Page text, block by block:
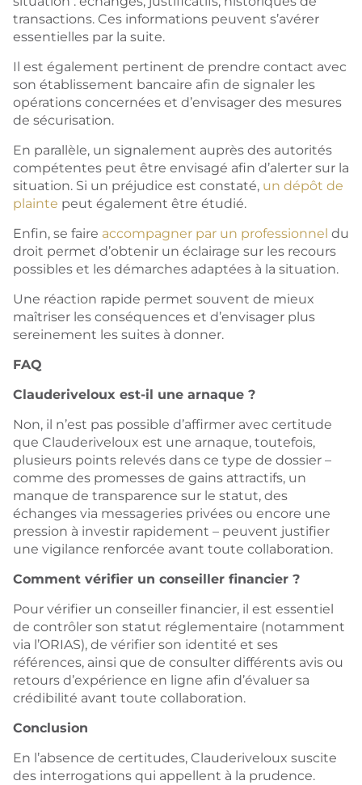
transactions. Ces informations peuvent s’avérer
essentielles par la suite.
Il est également pertinent de prendre contact avec
son établissement bancaire afin de signaler les
opérations concernées et d’envisager des mesures
de sécurisation.
En parallèle, un signalement auprès des autorités
compétentes peut être envisagé afin d’alerter sur la
situation. Si un préjudice est constaté, un dépôt de
plainte peut également être étudié.
Enfin, se faire accompagner par un professionnel du
droit permet d’obtenir un éclairage sur les recours
possibles et les démarches adaptées à la situation.
Une réaction rapide permet souvent de mieux
maîtriser les conséquences et d’envisager plus
sereinement les suites à donner.
FAQ
Clauderiveloux est-il une arnaque ?
Non, il n’est pas possible d’affirmer avec certitude
que Clauderiveloux est une arnaque, toutefois,
plusieurs points relevés dans ce type de dossier –
comme des promesses de gains attractifs, un
manque de transparence sur le statut, des
échanges via messageries privées ou encore une
pression à investir rapidement – peuvent justifier
une vigilance renforcée avant toute collaboration.
Comment vérifier un conseiller financier ?
Pour vérifier un conseiller financier, il est essentiel
de contrôler son statut réglementaire (notamment
via l’ORIAS), de vérifier son identité et ses
références, ainsi que de consulter différents avis ou
retours d’expérience en ligne afin d’évaluer sa
crédibilité avant toute collaboration.
Conclusion
En l’absence de certitudes, Clauderiveloux suscite
des interrogations qui appellent à la prudence.